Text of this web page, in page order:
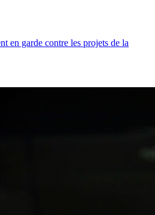
en garde contre les projets de la